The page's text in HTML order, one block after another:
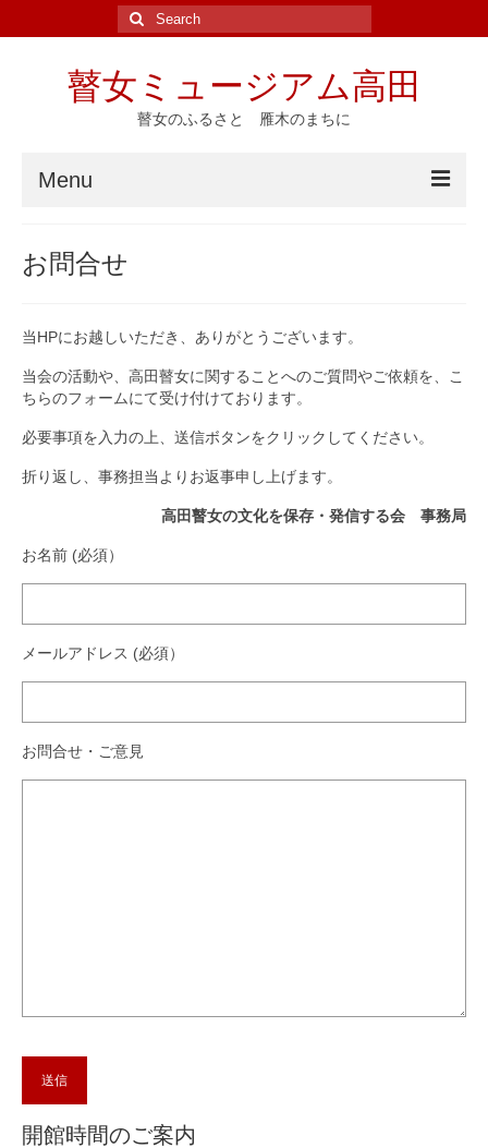
Search
for:
瞽女ミュージアム高田
瞽女のふるさと 雁木のまちに
Menu
イベント
瞽女ゆかりの地
瞽女ミュージアム高田について
入会のご案内
お問合せ
当HPにお越しいただき、ありがとうございます。
当会の活動や、高田瞽女に関することへのご質問やご依頼を、こ
ちらのフォームにて受け付けております。
必要事項を入力の上、送信ボタンをクリックしてください。
折り返し、事務担当よりお返事申し上げます。
高田瞽女の文化を保存・発信する会 事務局
お名前 (必須）
メールアドレス (必須）
お問合せ・ご意見
開館時間のご案内